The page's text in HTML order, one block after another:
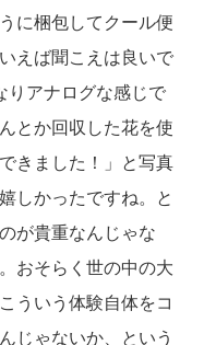
に梱包してクール便
えば聞こえは良いで
りアナログな感じで
とか回収した花を使
きました！」と写真
しかったですね。と
が貴重なんじゃな
おそらく世の中の大
ういう体験自体をコ
じゃないか、という